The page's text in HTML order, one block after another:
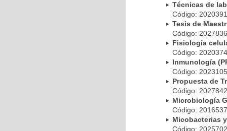
Técnicas de
Código:
Tesis de
Código:
Fisiología
Código:
Inmunología
Código:
Propuesta de
Código:
Microbiología
Código:
Micobacterias
Código: